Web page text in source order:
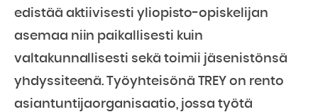
edistää aktiivisesti yliopisto-opiskelijan
asemaa niin paikallisesti kuin
valtakunnallisesti sekä toimii jäsenistönsä
yhdyssiteenä. Työyhteisönä TREY on rento
asiantuntijaorganisaatio, jossa työtä